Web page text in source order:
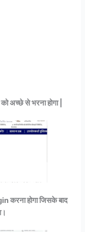
अच्छे से भरना होगा |
करना होगा जिसके बाद